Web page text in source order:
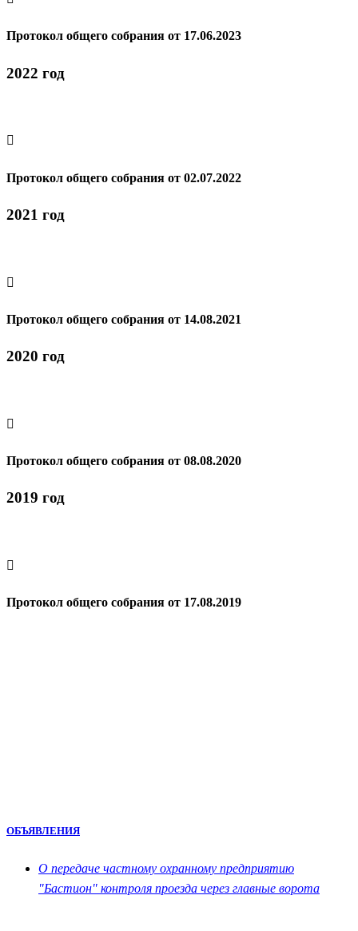
Протокол общего собрания от 17.06.2023
2022 год

Протокол общего собрания от 02.07.2022
2021 год

Протокол общего собрания от 14.08.2021
2020 год

Протокол общего собрания от 08.08.2020
2019 год

Протокол общего собрания от 17.08.2019
ОБЪЯВЛЕНИЯ
О передаче частному охранному предприятию
"Бастион" контроля проезда через главные ворота